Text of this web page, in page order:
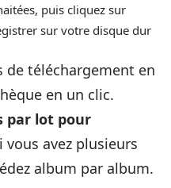
puis cliquez sur
sur votre disque dur
de téléchargement en
en un clic.
par lot pour
vous avez plusieurs
album par album.